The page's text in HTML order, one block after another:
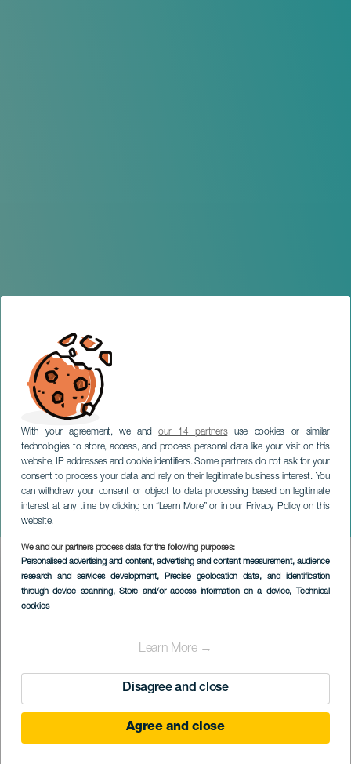
With your agreement, we andour 14 partnersuse cookies or similar
technologies to store, access, and process personal data like your visit on this
website, IP addresses and cookie identifiers. Some partners do not ask for your
consent to process your data and rely on their legitimate business interest. You
can withdraw your consent or object to data processing based on legitimate
interest at any time by clicking on “Learn More” or in our Privacy Policy on this
website.
We and our partners process data for the following purposes:
Personalised advertising and content, advertising and content measurement, audience
research and services development, Precise geolocation data, and identification
through device scanning, Store and/or access information on a device, Technical
cookies
Learn More →
Disagree and close
Agree and close
Karneval i Los Silos
TENERIFE
Imagen
Listado
February 2027
Descripción
Karnevalen i Los Silos förvandlar staden till en levande scen fylld av